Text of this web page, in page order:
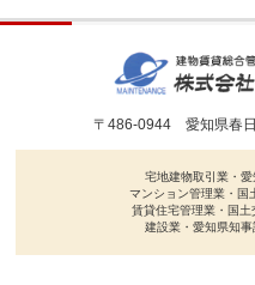
〒486-0944 愛知県春日
宅地建物取引業・
マンション管理業・
賃貸住宅管理業・国
建設業・愛知県知